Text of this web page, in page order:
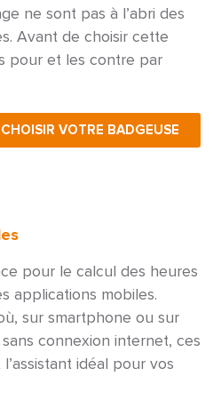
ne sont pas à l’abri des
Avant de choisir cette
pour et les contre par
VOTRE BADGEUSE
pour le calcul des heures
applications mobiles.
sur smartphone ou sur
connexion internet, ces
idéal pour vos